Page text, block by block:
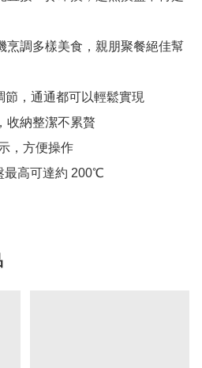
烹調多樣美食，親朋聚餐絕佳幫
節，通通都可以輕鬆實現
收納整潔不累贅
，方便操作
最高可達約 200℃